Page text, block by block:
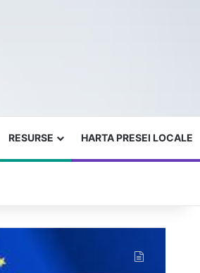
RESURSE HARTA PRESEI LOCALE